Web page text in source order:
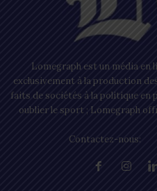
Lomegraph est un média en
exclusivement à la production
faits de sociétés à la politique en
oublier le sport ; Lomegraph
Contactez-nous: